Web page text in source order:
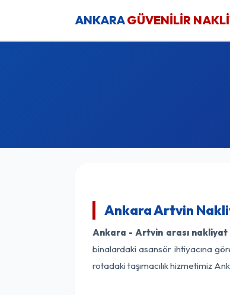
ANKARAGÜVENİLİR
Ankara Artvin
Ankara - Artvin arası nakliyat
binalardaki asansör ihtiyacına
rotadaki taşımacılık hizmetimiz